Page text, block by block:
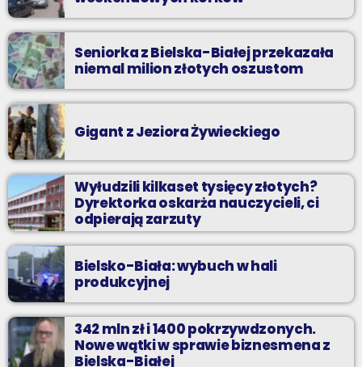
Seniorka z Bielska-Białej przekazała
niemal milion złotych oszustom
Gigant z Jeziora Żywieckiego
Wyłudzili kilkaset tysięcy złotych?
Dyrektorka oskarża nauczycieli, ci
odpierają zarzuty
Bielsko-Biała: wybuch w hali
produkcyjnej
342 mln zł i 1400 pokrzywdzonych.
Nowe wątki w sprawie biznesmena z
Bielska-Białej